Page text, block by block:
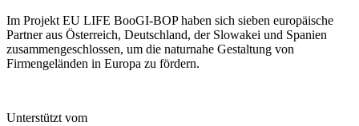
Im Projekt EU LIFE BooGI-BOP haben sich sieben europäische
Partner aus Österreich, Deutschland, der Slowakei und Spanien
zusammengeschlossen, um die naturnahe Gestaltung von
Firmengeländen in Europa zu fördern.
Unterstützt vom